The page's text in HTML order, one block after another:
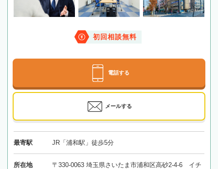
初回相談無料
電話する
メールする
最寄駅 JR「浦和駅」徒歩5分
所在地
〒330-0063 埼玉県さいたま市浦和区高砂2-4-6 イチ